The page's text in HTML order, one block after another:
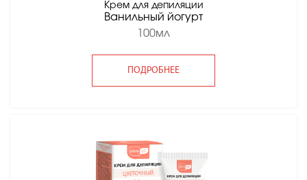
Крем для депиляции
Ванильный йогурт
100мл
ПОДРОБНЕЕ